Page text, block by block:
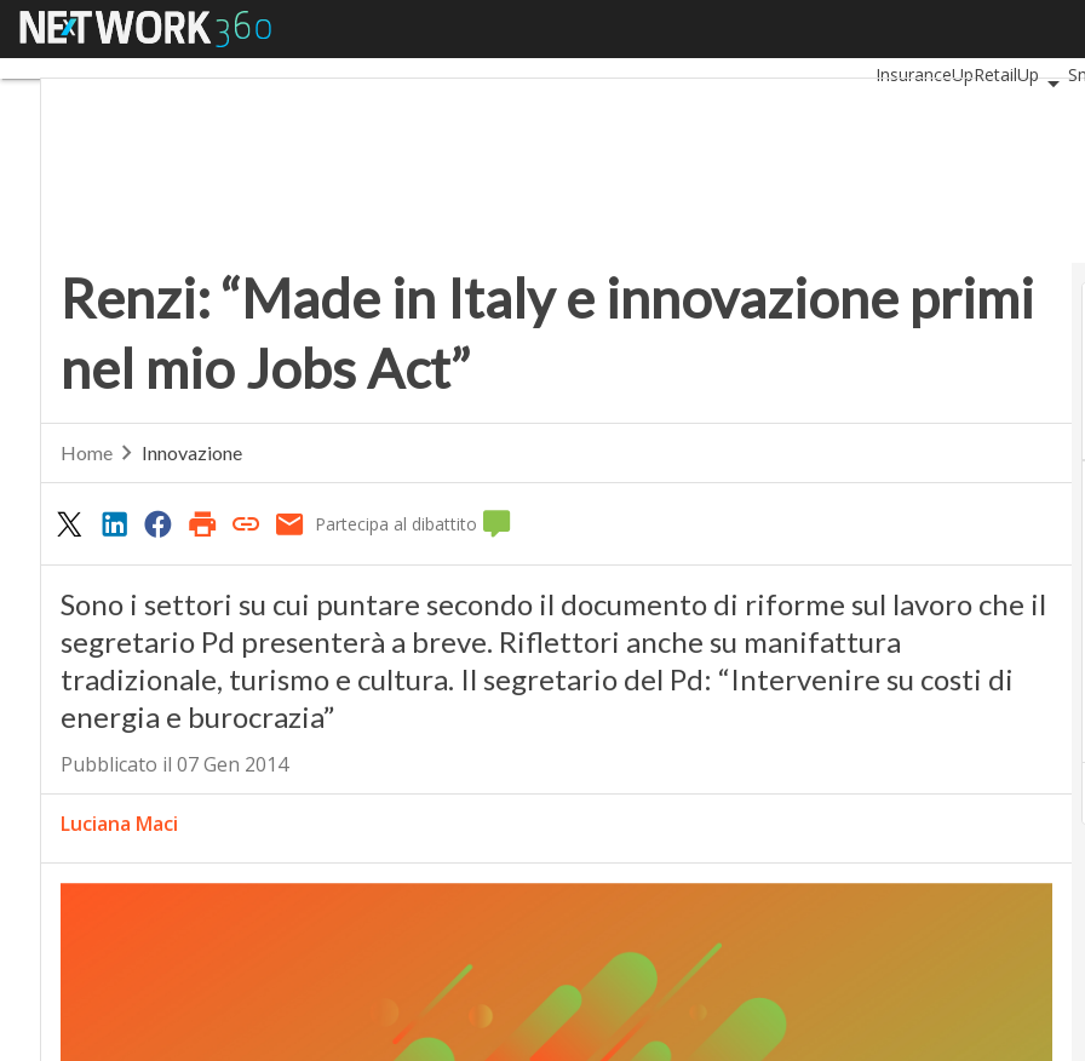
Menu
InsuranceUpRetailUp
Renzi: “Made in Italy e innovazione primi
nel mio Jobs Act”
Home Innovazione
Partecipa al dibattito
Sono i settori su cui puntare secondo il documento di riforme sul lavoro che il
segretario Pd presenterà a breve. Riflettori anche su manifattura
tradizionale, turismo e cultura. Il segretario del Pd: “Intervenire su costi di
energia e burocrazia”
Pubblicato il 07 Gen 2014
Luciana Maci